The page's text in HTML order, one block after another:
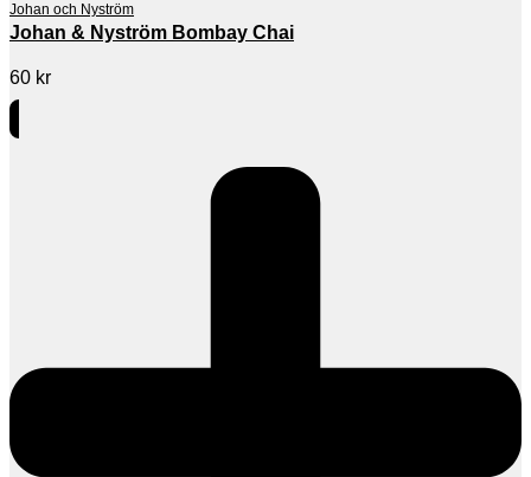
Johan och Nyström
Johan & Nyström Bombay Chai
60 kr